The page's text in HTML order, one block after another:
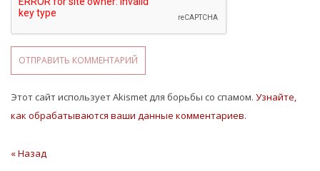
Этот сайт использует Akismet для борьбы со спамом. Узнайте,
как обрабатываются ваши данные комментариев.
Навигация
« Назад